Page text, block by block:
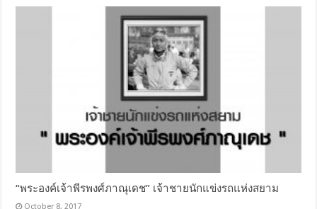
“พระองค์เจ้าพีรพงศ์ภาณุเดช” เจ้าชายนักแข่งรถแห่งสยาม
October 8, 2017